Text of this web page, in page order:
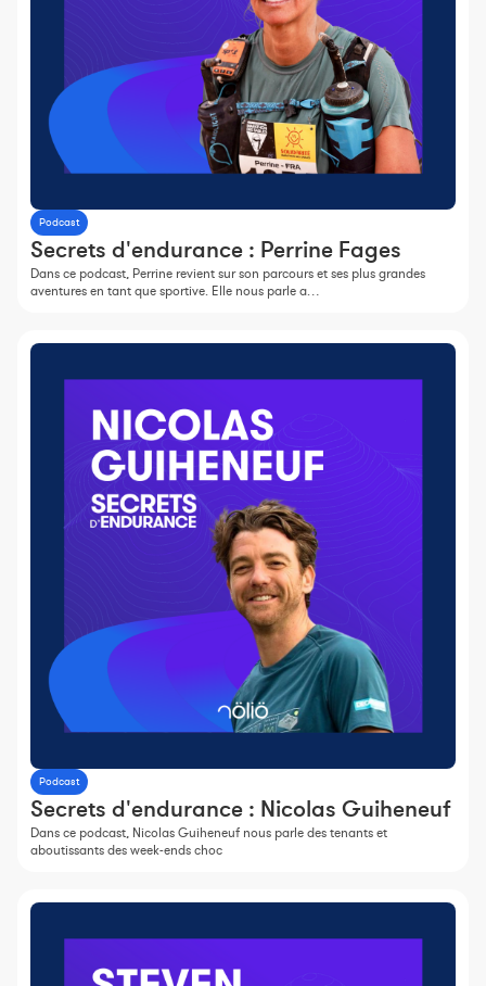
L'équipe Nolio
Podcast
Secrets d'endurance : Perrine Fages
Dans ce podcast, Perrine revient sur son parcours et ses plus grandes
aventures en tant que sportive. Elle nous parle a…
Podcast
Secrets d'endurance : Nicolas Guiheneuf
Dans ce podcast, Nicolas Guiheneuf nous parle des tenants et
aboutissants des week-ends choc